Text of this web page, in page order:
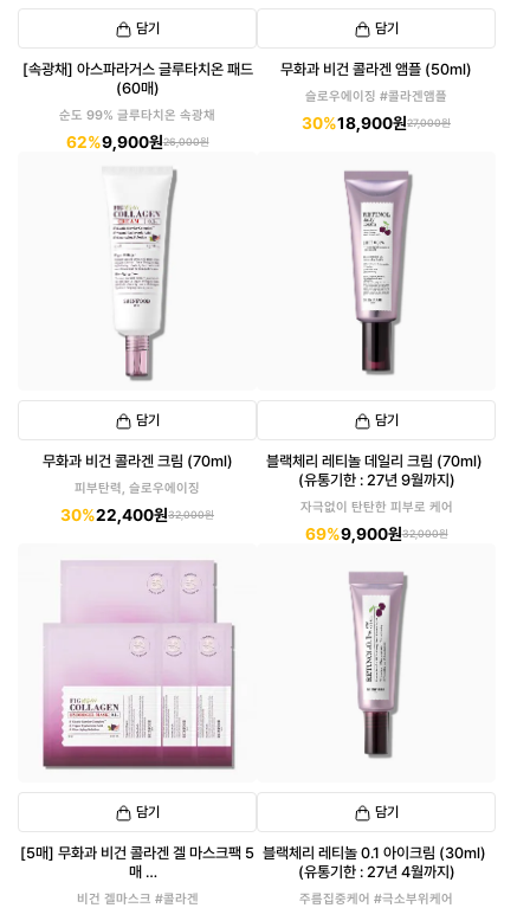
담기
[속광채] 아스파라거스 글루타치온 패드
(60매)
순도 99% 글루타치온 속광채
62%9,900원26,000원
담기
무화과 비건 콜라겐 앰플 (50ml)
슬로우에이징 #콜라겐앰플
30%18,900원27,000원
담기
무화과 비건 콜라겐 크림 (70ml)
피부탄력, 슬로우에이징
30%22,400원32,000원
담기
블랙체리 레티놀 데일리 크림 (70ml)
(유통기한 : 27년 9월까지)
자극없이 탄탄한 피부로 케어
69%9,900원32,000원
담기
[5매] 무화과 비건 콜라겐 겔 마스크팩 5
매
(유통기한 : 27년 2월까지)
비건 겔마스크 #콜라겐
담기
블랙체리 레티놀 0.1 아이크림 (30ml)
(유통기한 : 27년 4월까지)
주름집중케어 #극소부위케어